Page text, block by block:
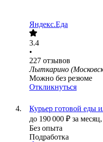
Яндекс.Еда
3.4
•
227 отзывов
Лыткарино
Можно без резюме
Откликнуться
Курьер готовой еды
до 190 000 ₽ за месяц,
Без опыта
Подработка